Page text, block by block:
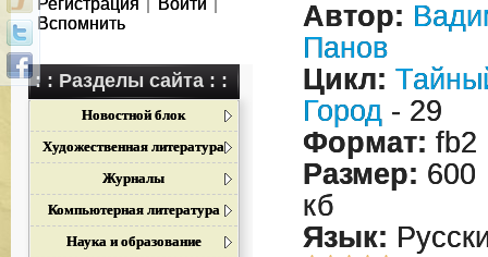
Регистрация Войти
Вспомнить
: : Разделы сайта : :
Новостной блок
Художественная литература
Журналы
Компьютерная литература
Наука и образование
Автор:
Панов
Цикл:
Город- 29
Формат: fb2
Размер: 600
кб
Язык: